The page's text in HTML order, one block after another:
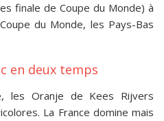
finale de Coupe du Monde) à
du Monde, les Pays-Bas
en deux temps
les Oranje de Kees Rijvers
La France domine mais